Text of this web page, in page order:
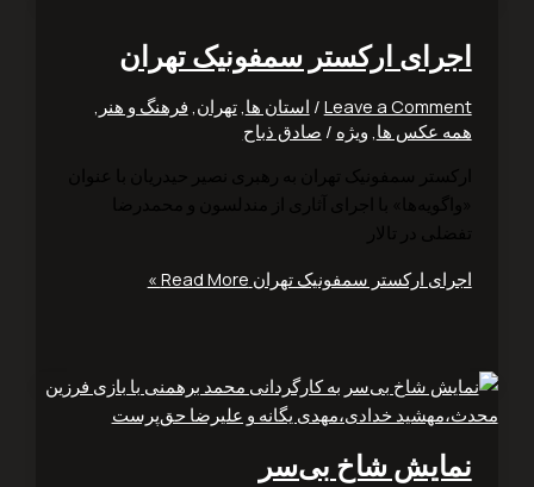
ارکستر سمفونیک تهران
Leave a
/استان ها , تهران,فرهنگ و هنر,
عکس ها,ویژه/صادق ذباح
ارکستر سمفونیک تهرانRead More »
شاخ بی‌سر